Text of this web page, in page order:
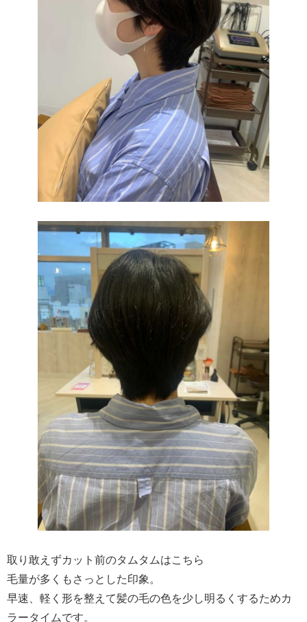
取り敢えずカット前のタムタムはこちら
毛量が多くもさっとした印象。
早速、軽く形を整えて髪の毛の色を少し明るくするためカ
ラータイムです。